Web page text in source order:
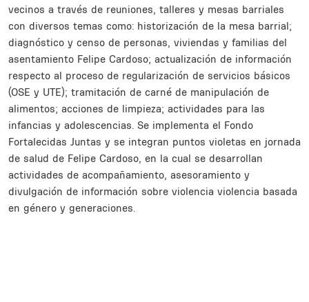
vecinos a través de reuniones, talleres y mesas barriales
con diversos temas como: historización de la mesa barrial;
diagnóstico y censo de personas, viviendas y familias del
asentamiento Felipe Cardoso; actualización de información
respecto al proceso de regularización de servicios básicos
(OSE y UTE); tramitación de carné de manipulación de
alimentos; acciones de limpieza; actividades para las
infancias y adolescencias. Se implementa el Fondo
Fortalecidas Juntas y se integran puntos violetas en jornada
de salud de Felipe Cardoso, en la cual se desarrollan
actividades de acompañamiento, asesoramiento y
divulgación de información sobre violencia violencia basada
en género y generaciones.